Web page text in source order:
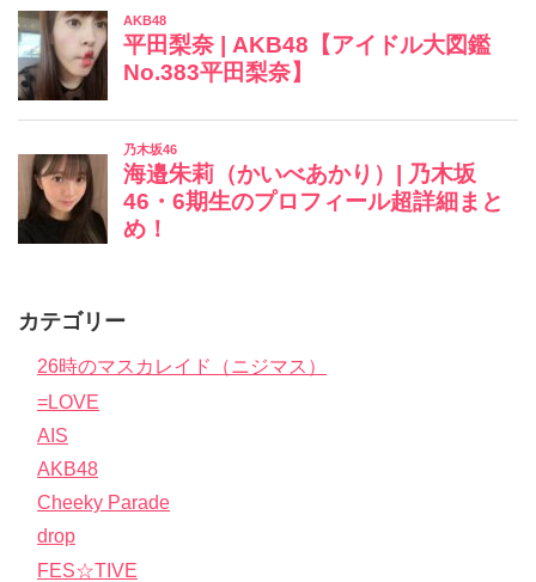
カテゴリー
26時のマスカレイド（ニジマス）
=LOVE
AIS
AKB48
Cheeky Parade
drop
FES☆TIVE